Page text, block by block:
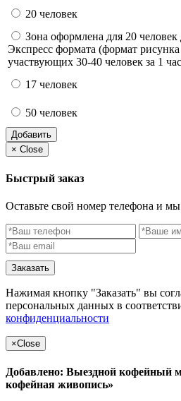
20 человек
Зона оформлена для 20 человек
Экспресс формата (формат
участвующих 30-40 человек за 1 час
17 человек
50 человек
Добавить
× Close
Быстрый заказ
Оставьте свой номер телефона и
Заказать
Нажимая кнопку "Заказать" вы
персональных данных в
конфиденциальности
×Close
Добавлено: Выездной кофейный
кофейная живопись»